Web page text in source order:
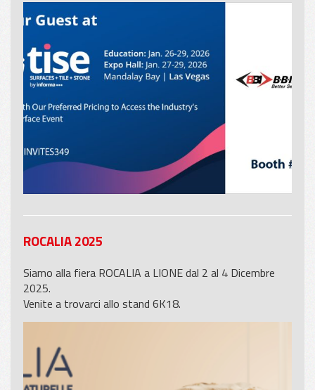
ROCALIA 2025
Siamo alla fiera ROCALIA a LIONE dal 2 al 4 Dicembre
2025.
Venite a trovarci allo stand 6K18.